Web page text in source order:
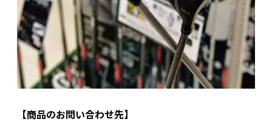
【商品のお問い合わせ先】